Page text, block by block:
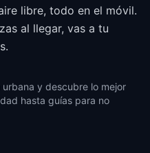
libre, todo en el móvil.
al llegar, vas a tu
y descubre lo mejor
hasta guías para no